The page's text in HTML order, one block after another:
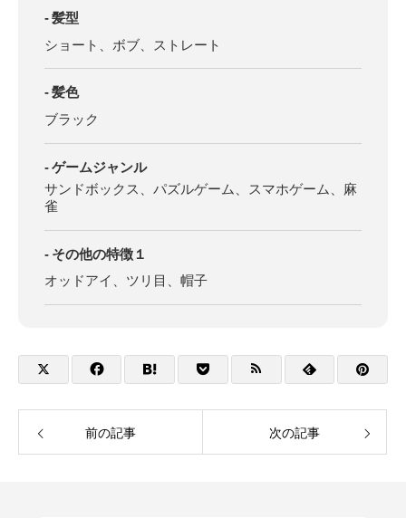
髪型
ショート、ボブ、ストレート
髪色
ブラック
ゲームジャンル
サンドボックス、パズルゲーム、スマホゲーム、麻
雀
その他の特徴１
オッドアイ、ツリ目、帽子
前の記事 次の記事